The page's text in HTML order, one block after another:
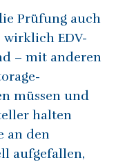
Prüfung auch
wirklich EDV-
– mit anderen
müssen und
halten
an den
aufgefallen,